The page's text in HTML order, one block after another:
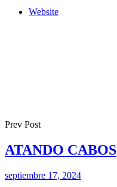
Website
Prev Post
ATANDO CABOS
septiembre 17, 2024